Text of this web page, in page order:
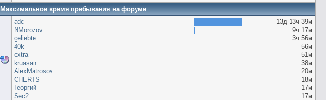
Максимальное время пребывания на форуме
adc
13д 13ч 39м
NMorozov
9ч 17м
geliebte
3ч 56м
40k
56м
extra
51м
kruasan
38м
AlexMatrosov
20м
CHERTS
18м
Георгий
17м
Sec2
17м